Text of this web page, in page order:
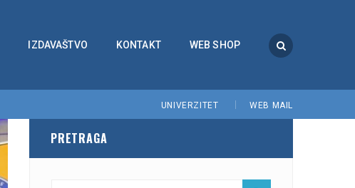
IZDAVAŠTVO KONTAKT WEB SHOP
UNIVERZITET WEB MAIL
PRETRAGA